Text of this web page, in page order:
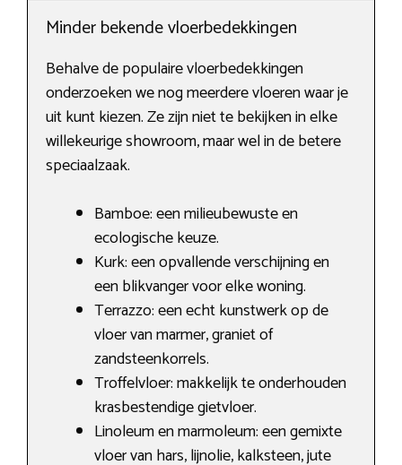
Minder bekende vloerbedekkingen
Behalve de populaire vloerbedekkingen
onderzoeken we nog meerdere vloeren waar je
uit kunt kiezen. Ze zijn niet te bekijken in elke
willekeurige showroom, maar wel in de betere
speciaalzaak.
Bamboe: een milieubewuste en
ecologische keuze.
Kurk: een opvallende verschijning en
een blikvanger voor elke woning.
Terrazzo: een echt kunstwerk op de
vloer van marmer, graniet of
zandsteenkorrels.
Troffelvloer: makkelijk te onderhouden
krasbestendige gietvloer.
Linoleum en marmoleum: een gemixte
vloer van hars, lijnolie, kalksteen, jute